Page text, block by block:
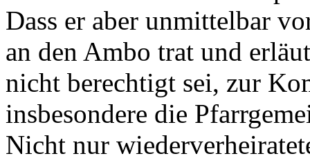
Dass er aber unmittelbar
an den Ambo trat und
nicht berechtigt sei, zur
insbesondere die
Nicht nur